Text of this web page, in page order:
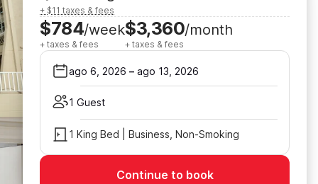
+ $11 taxes & fees
$784/week
+ taxes & fees
$3,360/month
+ taxes & fees
ago 6, 2026 – ago 13, 2026
1 Guest
1 King Bed | Business, Non-Smoking
Continue to book